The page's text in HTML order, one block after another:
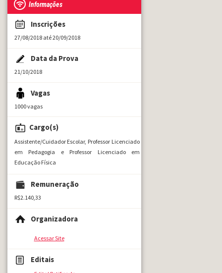
Informações
Inscrições
27/08/2018 até 20/09/2018
Data da Prova
21/10/2018
Vagas
1000 vagas
Cargo(s)
Assistente/Cuidador Escolar, Professor Licenciado
em Pedagogia e Professor Licenciado em
Educação Física
Remuneração
R$2.140,33
Organizadora
Acessar Site
Editais